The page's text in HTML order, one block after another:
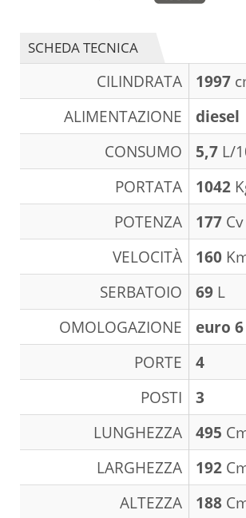
SCHEDA TECNICA
CILINDRATA 1997
ALIMENTAZIONE
diesel
CONSUMO
5,7 L/
PORTATA
1042
POTENZA
177 Cv
VELOCITÀ
160
SERBATOIO
69 L
OMOLOGAZIONE
euro 6
PORTE
4
POSTI
3
LUNGHEZZA
495
LARGHEZZA
192
ALTEZZA
188